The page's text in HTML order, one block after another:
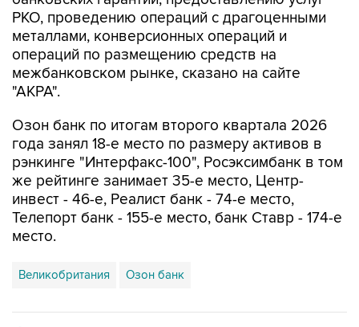
РКО, проведению операций с драгоценными
металлами, конверсионных операций и
операций по размещению средств на
межбанковском рынке, сказано на сайте
"АКРА".
Озон банк по итогам второго квартала 2026
года занял 18-е место по размеру активов в
рэнкинге "Интерфакс-100", Росэксимбанк в том
же рейтинге занимает 35-е место, Центр-
инвест - 46-е, Реалист банк - 74-е место,
Телепорт банк - 155-е место, банк Ставр - 174-е
место.
Великобритания Озон банк